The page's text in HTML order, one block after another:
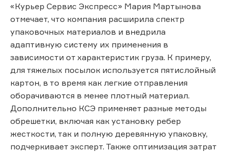
«Курьер Сервис Экспресс» Мария Мартынова
отмечает, что компания расширила спектр
упаковочных материалов и внедрила
адаптивную систему их применения в
зависимости от характеристик груза. К примеру,
для тяжелых посылок используется пятислойный
картон, в то время как легкие отправления
оборачиваются в менее плотный материал.
Дополнительно КСЭ применяет разные методы
обрешетки, включая как установку ребер
жесткости, так и полную деревянную упаковку,
подчеркивает эксперт. Также оптимизация затрат